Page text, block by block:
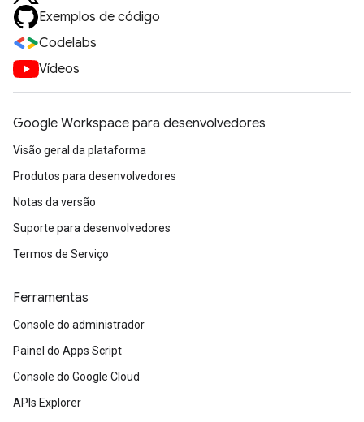
Exemplos de código
Codelabs
Vídeos
Google Workspace para desenvolvedores
Visão geral da plataforma
Produtos para desenvolvedores
Notas da versão
Suporte para desenvolvedores
Termos de Serviço
Ferramentas
Console do administrador
Painel do Apps Script
Console do Google Cloud
APIs Explorer